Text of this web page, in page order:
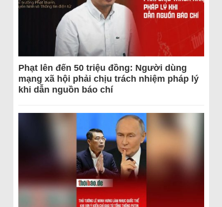
Phạt lên đến 50 triệu đồng: Người dùng
mạng xã hội phải chịu trách nhiệm pháp lý
khi dẫn nguồn báo chí